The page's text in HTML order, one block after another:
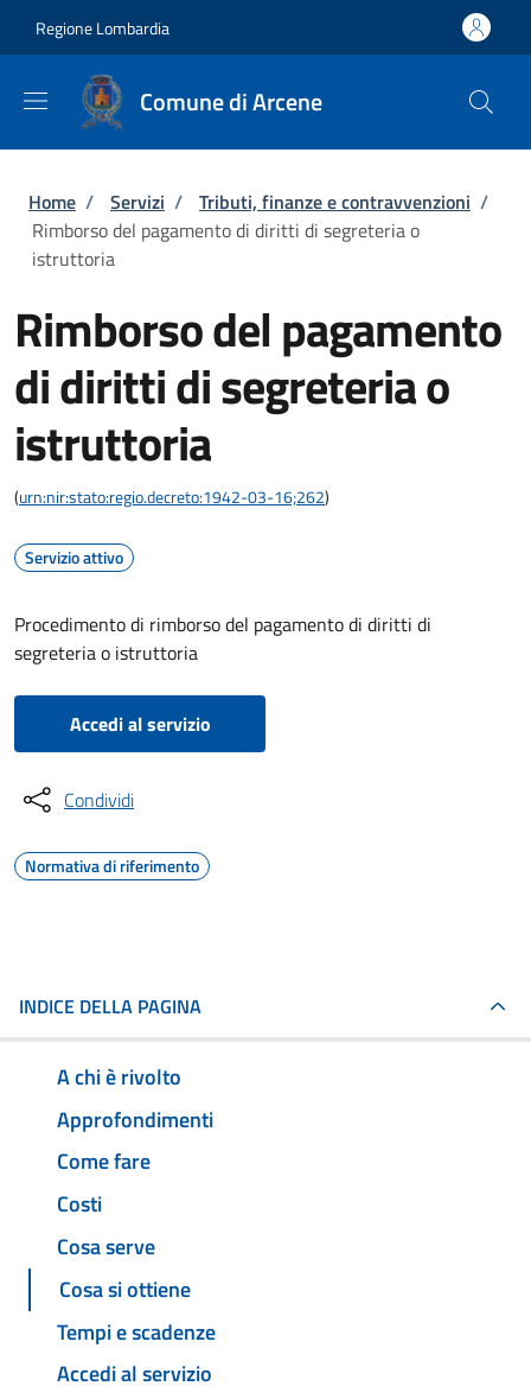
Regione Lombardia
Comune di Arcene
Briciole di pane
Home / Servizi / Tributi, finanze e contravvenzioni /
Rimborso del pagamento di diritti di segreteria o
istruttoria
Rimborso del pagamento
di diritti di segreteria o
istruttoria
(urn:nir:stato:regio.decreto:1942-03-16;262)
Servizio attivo
Procedimento di rimborso del pagamento di diritti di
segreteria o istruttoria
Accedi al servizio
Condividi
Normativa di riferimento
INDICE DELLA PAGINA
A chi è rivolto
Approfondimenti
Come fare
Costi
Cosa serve
Cosa si ottiene
Tempi e scadenze
Accedi al servizio